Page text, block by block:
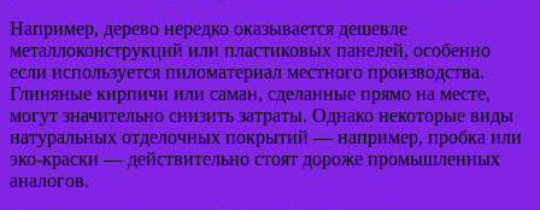
Например, дерево нередко оказывается дешевле
металлоконструкций или пластиковых панелей, особенно
если используется пиломатериал местного производства.
Глиняные кирпичи или саман, сделанные прямо на месте,
могут значительно снизить затраты. Однако некоторые виды
натуральных отделочных покрытий — например, пробка или
эко-краски — действительно стоят дороже промышленных
аналогов.